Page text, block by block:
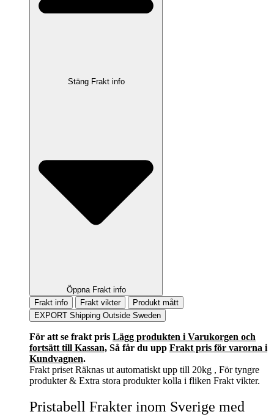
Stäng Frakt info
Öppna Frakt info
Frakt info
Frakt vikter
Produkt mått
EXPORT Shipping Outside Sweden
För att se frakt pris Lägg produkten i Varukorgen och
fortsätt till Kassan, Så får du upp Frakt pris för varorna i
Kundvagnen.
Frakt priset Räknas ut automatiskt upp till 20kg , För tyngre
produkter & Extra stora produkter kolla i fliken Frakt vikter.
Pristabell Frakter inom Sverige med